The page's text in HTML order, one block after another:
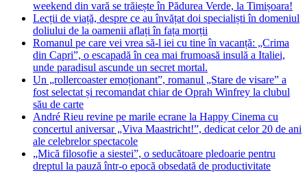
weekend din vară se trăiește în Pădurea Verde, la Timișoara!
Lecții de viață, despre ce au învățat doi specialiști în domeniul
doliului de la oamenii aflați în fața morții
Romanul pe care vei vrea să-l iei cu tine în vacanță: „Crima
din Capri”, o escapadă în cea mai frumoasă insulă a Italiei,
unde paradisul ascunde un secret mortal.
Un „rollercoaster emoționant”, romanul „Stare de visare” a
fost selectat și recomandat chiar de Oprah Winfrey la clubul
său de carte
André Rieu revine pe marile ecrane la Happy Cinema cu
concertul aniversar „Viva Maastricht!”, dedicat celor 20 de ani
ale celebrelor spectacole
„Mică filosofie a siestei”, o seducătoare pledoarie pentru
dreptul la pauză într-o epocă obsedată de productivitate